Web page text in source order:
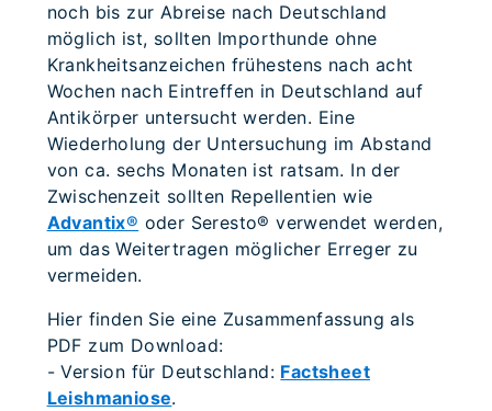
noch bis zur Abreise nach Deutschland
möglich ist, sollten Importhunde ohne
Krankheitsanzeichen frühestens nach acht
Wochen nach Eintreffen in Deutschland auf
Antikörper untersucht werden. Eine
Wiederholung der Untersuchung im Abstand
von ca. sechs Monaten ist ratsam. In der
Zwischenzeit sollten Repellentien wie
Advantix® oder Seresto® verwendet werden,
um das Weitertragen möglicher Erreger zu
vermeiden.
Hier finden Sie eine Zusammenfassung als
PDF zum Download:
- Version für Deutschland: Factsheet
Leishmaniose.